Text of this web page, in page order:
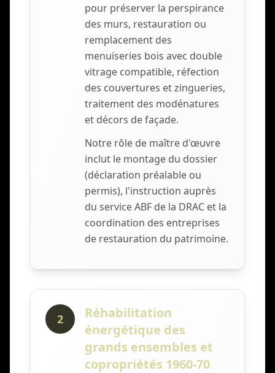
pour préserver la perspirance
des murs, restauration ou
remplacement des
menuiseries bois avec double
vitrage compatible, réfection
des couvertures et zingueries,
traitement des modénatures
et décors de façade.
Notre rôle de maître d'œuvre
inclut le montage du dossier
(déclaration préalable ou
permis), l'instruction auprès
du service ABF de la DRAC et la
coordination des entreprises
de restauration du patrimoine.
2
Réhabilitation
énergétique des
grands ensembles et
copropriétés 1960-70